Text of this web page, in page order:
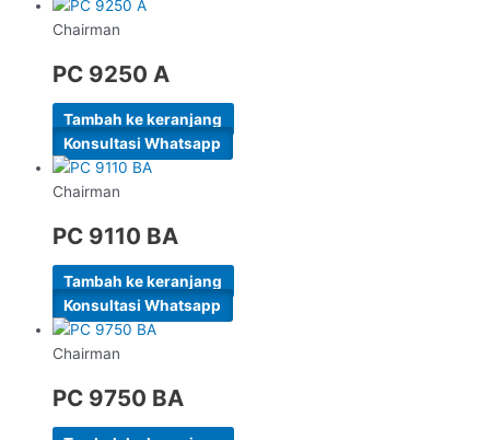
Chairman
PC 9250 A
Tambah ke keranjang
Konsultasi Whatsapp
Chairman
PC 9110 BA
Tambah ke keranjang
Konsultasi Whatsapp
Chairman
PC 9750 BA